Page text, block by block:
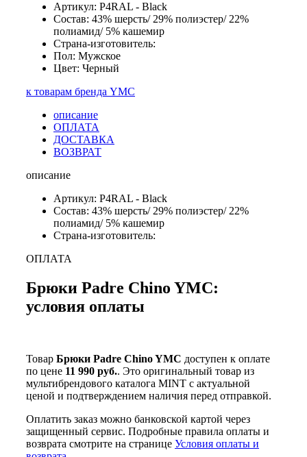
Артикул: P4RAL - Black
Состав: 43% шерсть/ 29% полиэстер/ 22%
полиамид/ 5% кашемир
Страна-изготовитель:
Пол: Мужское
Цвет: Черный
к товарам бренда YMC
описание
ОПЛАТА
ДОСТАВКА
ВОЗВРАТ
описание
Артикул: P4RAL - Black
Состав: 43% шерсть/ 29% полиэстер/ 22%
полиамид/ 5% кашемир
Страна-изготовитель:
ОПЛАТА
Брюки Padre Chino YMC:
условия оплаты
Товар Брюки Padre Chino YMC доступен к оплате
по цене 11 990 руб.. Это оригинальный товар из
мультибрендового каталога MINT с актуальной
ценой и подтверждением наличия перед отправкой.
Оплатить заказ можно банковской картой через
защищенный сервис. Подробные правила оплаты и
возврата смотрите на странице Условия оплаты и